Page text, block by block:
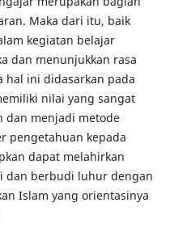
Maka dari itu, baik
kegiatan belajar
dan menunjukkan rasa
hal ini didasarkan pada
nilai yang sangat
dan menjadi metode
pengetahuan kepada
dapat melahirkan
dan berbudi luhur dengan
Islam yang orientasinya